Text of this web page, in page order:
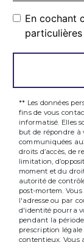
En cochant
** Les données
fins de vous
informatisé. Elles
but de répondre à
communiquées
droits d’accès, de
limitation,
moment et du
autorité de
post-mortem.
l'adresse ou par
d'identité pourra
pendant la
prescription
contentieux. Vous